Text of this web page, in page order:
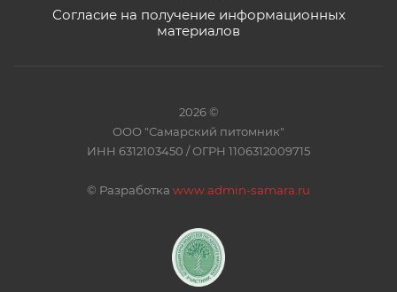
Согласие на получение информационных
материалов
2026 ©
ООО "Самарский питомник"
ИНН 6312103450 / ОГРН 1106312009715
© Разработка www.admin-samara.ru